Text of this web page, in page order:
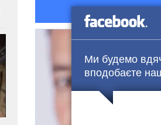
Ми будемо
вподобаєте